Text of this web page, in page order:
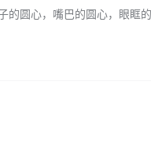
圆心，嘴巴的圆心，眼眶